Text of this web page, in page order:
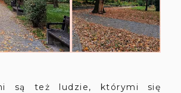
są też ludzie, którymi się